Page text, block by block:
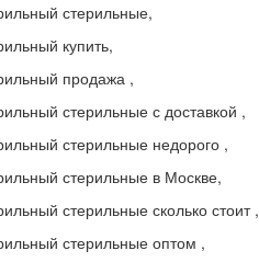
стерильные,
купить,
продажа ,
стерильные с доставкой ,
стерильные недорого ,
стерильные в Москве,
стерильные сколько стоит ,
стерильные оптом ,